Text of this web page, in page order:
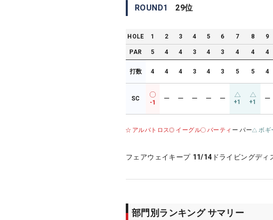
ROUND1 29位
HOLE 1 2 3 4 5 6 7 8 9
PAR 5 4 4 3 4 3 4 4 4
打数 4 4 4 3 4 3 5 5 4
SC
-1
ー ー ー ー ー +1 +1 ー
アルバトロス イーグル バーティ ー パー ボギ
フェアウェイキープ 11/14 ドライビングディ
部門別ランキング サマリー